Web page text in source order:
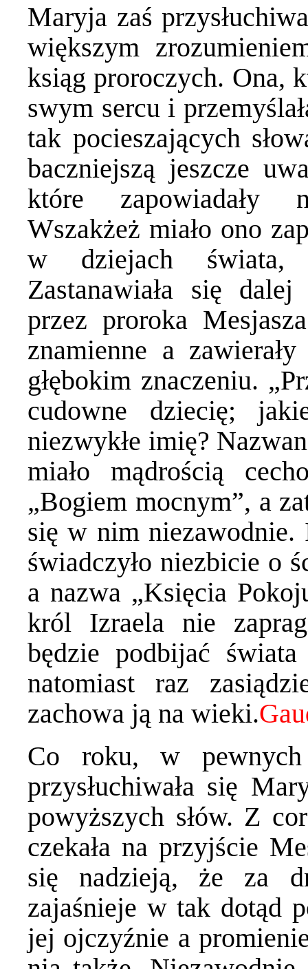
Maryja zaś
większym
ksiąg proroczych. Ona,
swym sercu i
tak pocieszających
baczniejszą jeszcze
które zapowiadały
Wszakżeż miało ono
w dziejach świata,
Zastanawiała się
przez proroka
znamienne a
głębokim znaczeniu.
cudowne dziecię;
niezwykłe imię?
miało mądrością
„Bogiem mocnym”, a
się w nim niezawodnie.
świadczyło niezbicie o
a nazwa „Księcia
król Izraela nie
będzie podbijać
natomiast raz
zachowa ją na wieki.
Co roku, w pewnych
przysłuchiwała się
powyższych słów. Z
czekała na przyjście
się nadzieją, że za
zajaśnieje w tak dotąd
jej ojczyźnie a